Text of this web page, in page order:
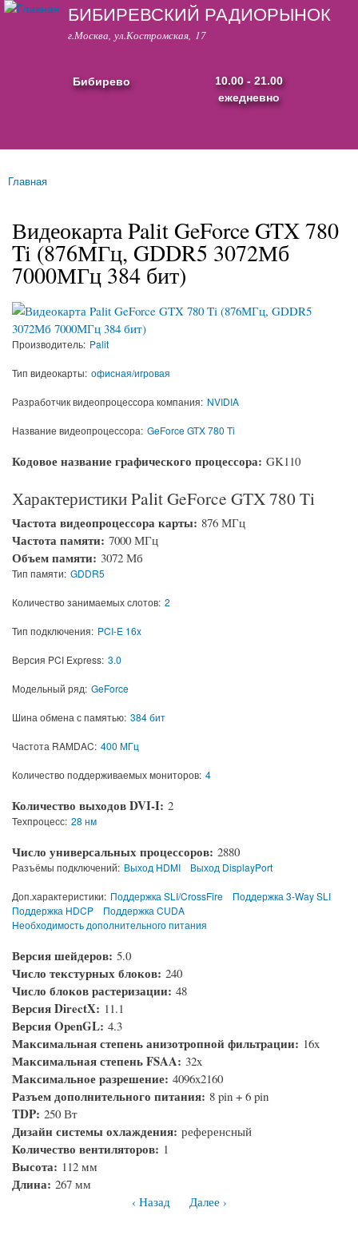
Перейти к
содержанию
БИБИРЕВСКИЙ РАДИОРЫНОК
г.Москва, ул.Костромская, 17
Бибирево
10.00 - 21.00
ежедневно
Вы здесь
Главная
Видеокарта Palit GeForce GTX 780
Ti (876МГц, GDDR5 3072Мб
7000МГц 384 бит)
Производитель: Palit
Тип видеокарты: офисная/игровая
Разработчик видеопроцессора компания: NVIDIA
Название видеопроцессора: GeForce GTX 780 Ti
Кодовое название графического процессора: GK110
Характеристики Palit GeForce GTX 780 Ti
Частота видеопроцессора карты: 876 МГц
Частота памяти: 7000 МГц
Объем памяти: 3072 Мб
Тип памяти: GDDR5
Количество занимаемых слотов: 2
Тип подключения: PCI-E 16x
Версия PCI Express: 3.0
Модельный ряд: GeForce
Шина обмена с памятью: 384 бит
Частота RAMDAC: 400 МГц
Количество поддерживаемых мониторов: 4
Количество выходов DVI-I: 2
Техпроцесс: 28 нм
Число универсальных процессоров: 2880
Разъёмы подключений: Выход HDMI Выход DisplayPort
Доп.характеристики: Поддержка SLI/CrossFire
Поддержка 3-Way SLI
Поддержка HDCP
Поддержка CUDA
Необходимость дополнительного питания
Версия шейдеров: 5.0
Число текстурных блоков: 240
Число блоков растеризации: 48
Версия DirectX: 11.1
Версия OpenGL: 4.3
Максимальная степень анизотропной фильтрации: 16x
Максимальная степень FSAA: 32x
Максимальное разрешение: 4096x2160
Разъем дополнительного питания: 8 pin + 6 pin
TDP: 250 Вт
Дизайн системы охлаждения: референсный
Количество вентиляторов: 1
Высота: 112 мм
Длина: 267 мм
‹ Назад
Далее ›